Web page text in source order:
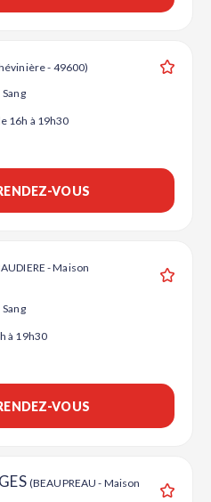
- 49600)
Sang
16h à 19h30
VOUS
- Maison
Sang
à 19h30
VOUS
(BEAUPREAU - Maison